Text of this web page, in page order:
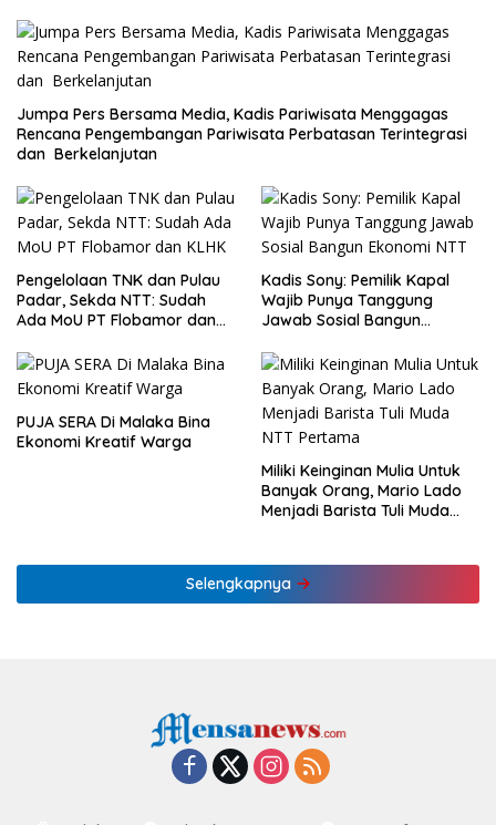
Jumpa Pers Bersama Media, Kadis Pariwisata Menggagas
Rencana Pengembangan Pariwisata Perbatasan Terintegrasi
dan Berkelanjutan
Pengelolaan TNK dan Pulau
Padar, Sekda NTT: Sudah
Ada MoU PT Flobamor dan
Kadis Sony: Pemilik Kapal
Wajib Punya Tanggung
Jawab Sosial Bangun
PUJA SERA Di Malaka Bina
Ekonomi Kreatif Warga
Miliki Keinginan Mulia Untuk
Banyak Orang, Mario Lado
Menjadi Barista Tuli Muda
Selengkapnya